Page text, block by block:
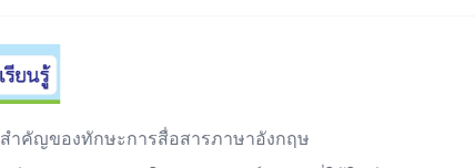
ำคัญของทักษะการสื่อสารภาษาอังกฤษ